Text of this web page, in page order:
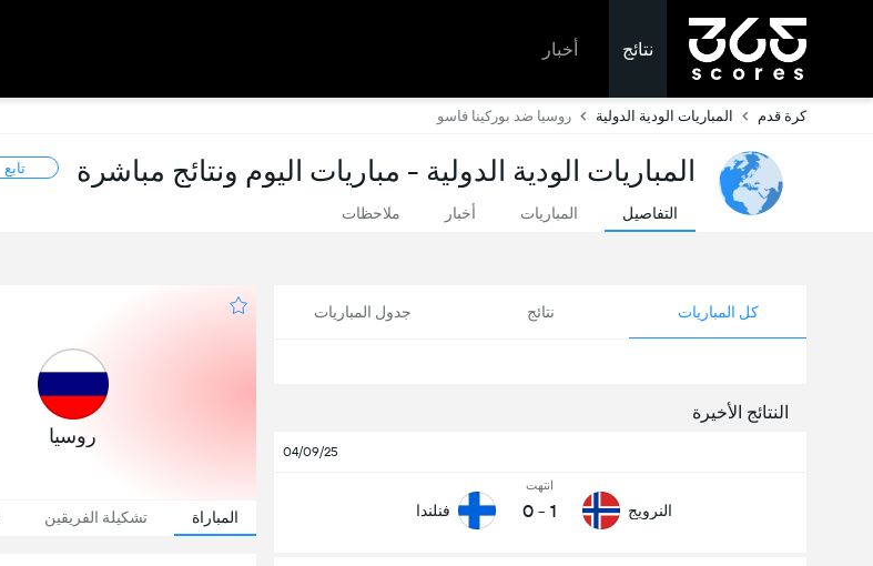
نتائج أخبار
كرة قدم المباريات الودية الدولية روسيا ضد بوركينا فاسو
المباريات الودية الدولية - مباريات اليوم ونتائج مباشرة تابع
التفاصيل المباريات أخبار ملاحظات
كل المباريات نتائج جدول المباريات
النتائج الأخيرة
04/09/25
النرويج
انتهت
1
-
0 فنلندا
روسيا
المباراة تشكيلة الفريقين